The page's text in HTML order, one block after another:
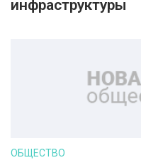
инфраструктуры
ОБЩЕСТВО